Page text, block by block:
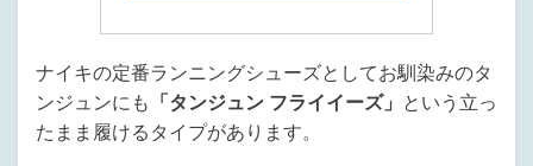
ナイキの定番ランニングシューズとしてお馴染みのタ
ンジュンにも
「タンジュン フライイーズ」
という立っ
たまま履けるタイプがあります。